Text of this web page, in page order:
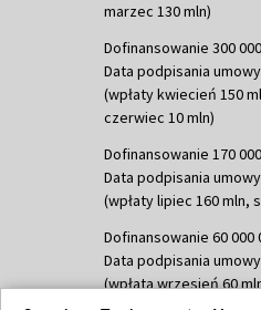
marzec 130 mln)
Dofinansowanie 300
Data podpisania
(wpłaty kwiecień 150
czerwiec 10 mln)
Dofinansowanie 170
Data podpisania
(wpłaty lipiec 160 mln,
Dofinansowanie 60 000
Data podpisania
(wpłata wrzesień 60